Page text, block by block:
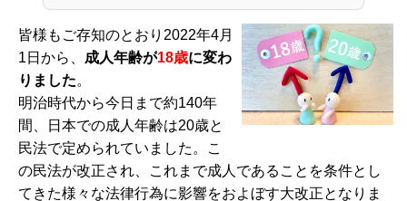
皆様もご存知のとおり2022年4月
1日から、 成人年齢が18歳に変わ
りました。
明治時代から今日まで約140年
間、日本での成人年齢は20歳と
民法で定められていました。こ
の民法が改正され、これまで成人であることを条件とし
てきた様々な法律行為に影響をおよぼす大改正となりま